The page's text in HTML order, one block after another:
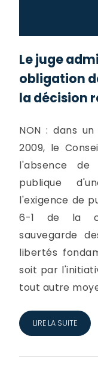
Le juge
obligation
la décision
NON : dans
2009, le
l'absence
publique
l'exigence de
6-1 de la
sauvegarde
libertés
soit par
tout autre
LIRE LA SUITE